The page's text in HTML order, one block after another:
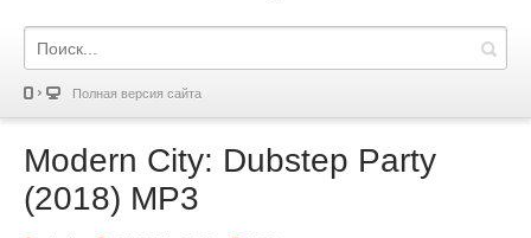
Полная версия сайта
Modern City: Dubstep Party
(2018) MP3